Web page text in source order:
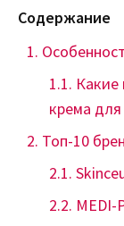
Содержание
крема для
Топ-10
MEDI-